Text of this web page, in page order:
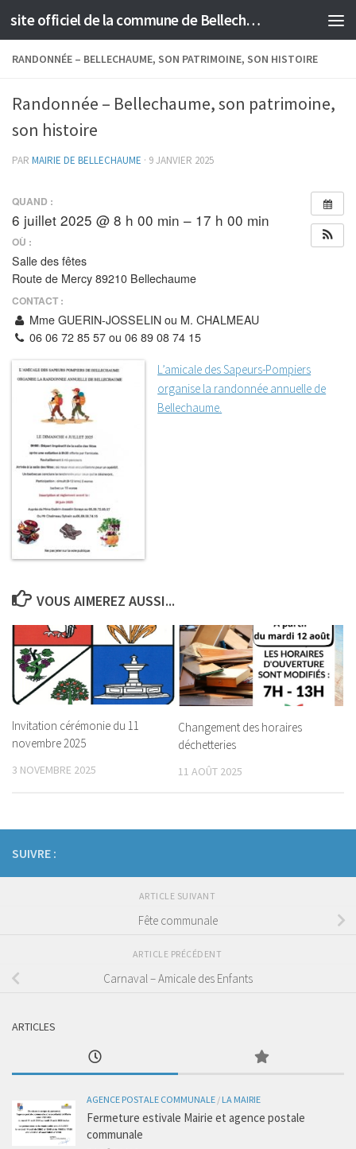
Skip to content site officiel de la commune de Bellechaume
RANDONNÉE – BELLECHAUME, SON PATRIMOINE, SON HISTOIRE
Randonnée – Bellechaume, son patrimoine,
son histoire
PAR MAIRIE DE BELLECHAUME · 9 JANVIER 2025
QUAND :
6 juillet 2025 @ 8 h 00 min – 17 h 00 min
OÙ :
Salle des fêtes
Route de Mercy 89210 Bellechaume
CONTACT :
Mme GUERIN-JOSSELIN ou M. CHALMEAU
06 06 72 85 57 ou 06 89 08 74 15
L’amicale des Sapeurs-Pompiers
organise la randonnée annuelle de
Bellechaume.
VOUS AIMEREZ AUSSI...
Invitation cérémonie du 11
novembre 2025
3 NOVEMBRE 2025
Changement des horaires
déchetteries
11 AOÛT 2025
SUIVRE :
ARTICLE SUIVANT
Fête communale
ARTICLE PRÉCÉDENT
Carnaval – Amicale des Enfants
ARTICLES
AGENCE POSTALE COMMUNALE / LA MAIRIE
Fermeture estivale Mairie et agence postale
communale